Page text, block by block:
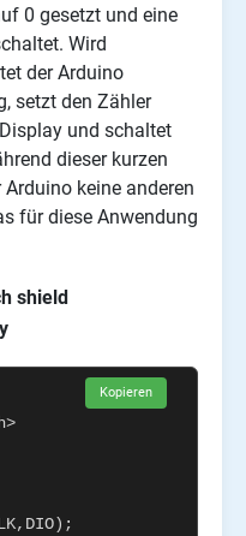
0 gesetzt und eine
Wird
der Arduino
setzt den Zähler
und schaltet
dieser kurzen
keine anderen
für diese Anwendung
shield
Kopieren